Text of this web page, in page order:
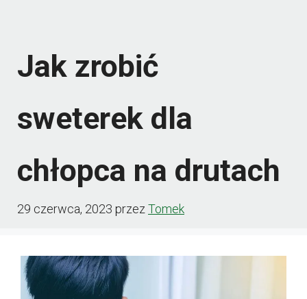
Jak zrobić
sweterek dla
chłopca na drutach
29 czerwca, 2023 przez Tomek